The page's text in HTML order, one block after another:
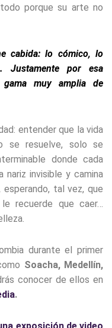
porque su arte no
cabida: lo cómico, lo
Justamente por esa
muy amplia de
entender que la vida
se resuelve, solo se
donde cada
nariz invisible y camina
tal vez, que
recuerde que caer…
durante el primer
Soacha, Medellín,
conocer de ellos en
.